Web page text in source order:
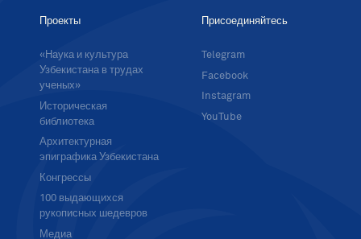
Проекты
«Наука и культура
Узбекистана в трудах
ученых»
Историческая
библиотека
Архитектурная
эпиграфика Узбекистана
Конгрессы
100 выдающихся
рукописных шедевров
Медиа
Присоединяйтесь
Telegram
Facebook
Instagram
YouTube